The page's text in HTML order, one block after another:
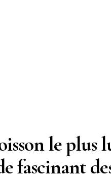
le plus
fascinant